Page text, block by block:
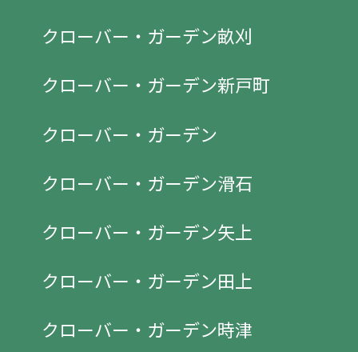
クローバー・ガーデン畝刈
クローバー・ガーデン新戸町
クローバー・ガーデン
クローバー・ガーデン滑石
クローバー・ガーデン矢上
クローバー・ガーデン田上
クローバー・ガーデン時津